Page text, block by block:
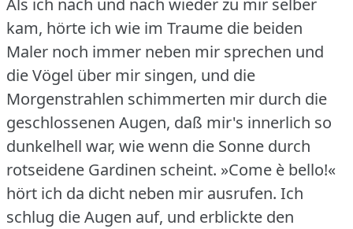
Als ich nach und nach wieder zu mir selber
kam, hörte ich wie im Traume die beiden
Maler noch immer neben mir sprechen und
die Vögel über mir singen, und die
Morgenstrahlen schimmerten mir durch die
geschlossenen Augen, daß mir's innerlich so
dunkelhell war, wie wenn die Sonne durch
rotseidene Gardinen scheint. »Come è bello!«
hört ich da dicht neben mir ausrufen. Ich
schlug die Augen auf, und erblickte den